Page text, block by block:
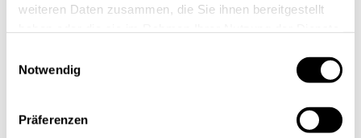
weiteren Daten zusammen, die Sie ihnen bereitgestellt
Notwendig
Präferenzen
Office Space J68 bietet Raum für
innovative Unternehmen und
Mit dem Office Space in der Jülicher Straße 68